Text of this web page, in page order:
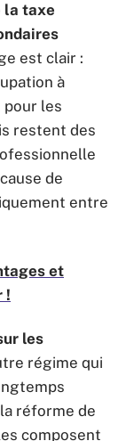
la taxe
est clair :
à
pour les
restent des
de
entre
et
!
les
régime qui
réforme de
composent